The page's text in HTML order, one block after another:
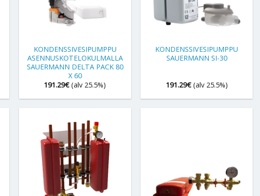
KONDENSSIVESIPUMPPU
ASENNUSKOTELOKULMALLA
SAUERMANN DELTA PACK 80
X 60
191.29€ (alv 25.5%)
KONDENSSIVESIPUMPPU
SAUERMANN SI-30
191.29€ (alv 25.5%)